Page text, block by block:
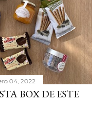
04, 2022
BOX DE ESTE